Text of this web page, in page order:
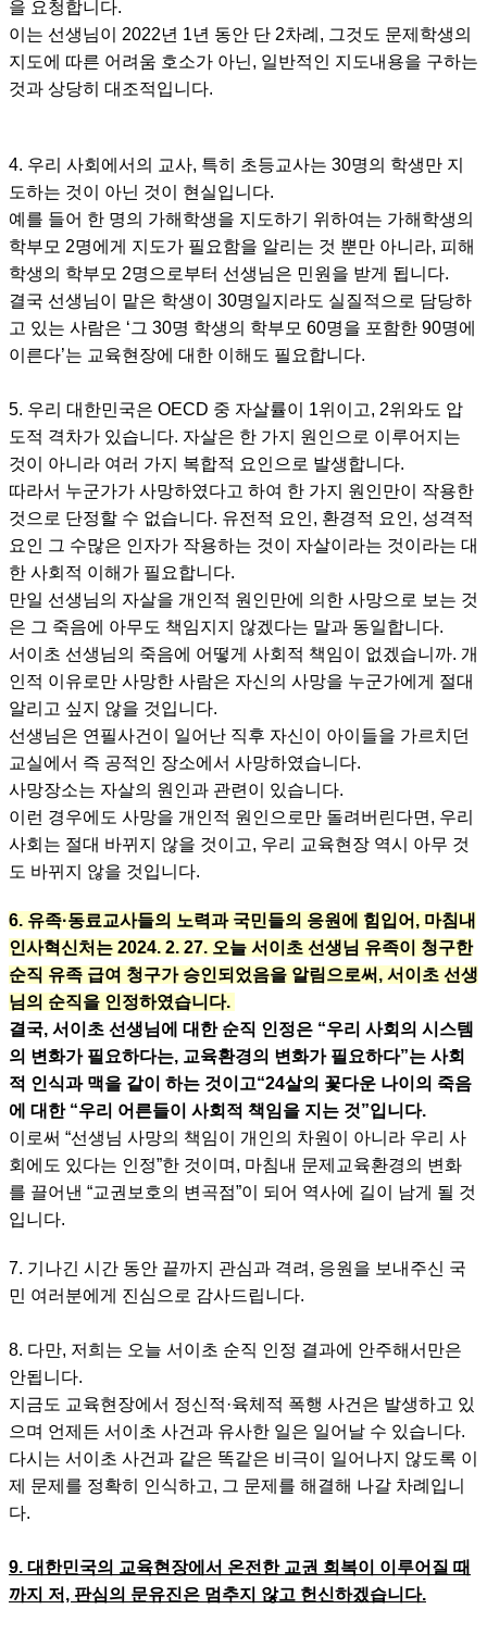
을 요청합니다.
이는 선생님이 2022년 1년 동안 단 2차례, 그것도 문제학생의
지도에 따른 어려움 호소가 아닌, 일반적인 지도내용을 구하는
것과 상당히 대조적입니다.
4. 우리 사회에서의 교사, 특히 초등교사는 30명의 학생만 지
도하는 것이 아닌 것이 현실입니다.
예를 들어 한 명의 가해학생을 지도하기 위하여는 가해학생의
학부모 2명에게 지도가 필요함을 알리는 것 뿐만 아니라, 피해
학생의 학부모 2명으로부터 선생님은 민원을 받게 됩니다.
결국 선생님이 맡은 학생이 30명일지라도 실질적으로 담당하
고 있는 사람은 ‘그 30명 학생의 학부모 60명을 포함한 90명에
이른다’는 교육현장에 대한 이해도 필요합니다.
5. 우리 대한민국은 OECD 중 자살률이 1위이고, 2위와도 압
도적 격차가 있습니다. 자살은 한 가지 원인으로 이루어지는
것이 아니라 여러 가지 복합적 요인으로 발생합니다.
따라서 누군가가 사망하였다고 하여 한 가지 원인만이 작용한
것으로 단정할 수 없습니다. 유전적 요인, 환경적 요인, 성격적
요인 그 수많은 인자가 작용하는 것이 자살이라는 것이라는 대
한 사회적 이해가 필요합니다.
만일 선생님의 자살을 개인적 원인만에 의한 사망으로 보는 것
은 그 죽음에 아무도 책임지지 않겠다는 말과 동일합니다.
서이초 선생님의 죽음에 어떻게 사회적 책임이 없겠습니까. 개
인적 이유로만 사망한 사람은 자신의 사망을 누군가에게 절대
알리고 싶지 않을 것입니다.
선생님은 연필사건이 일어난 직후 자신이 아이들을 가르치던
교실에서 즉 공적인 장소에서 사망하였습니다.
사망장소는 자살의 원인과 관련이 있습니다.
이런 경우에도 사망을 개인적 원인으로만 돌려버린다면, 우리
사회는 절대 바뀌지 않을 것이고, 우리 교육현장 역시 아무 것
도 바뀌지 않을 것입니다.
6. 유족·동료교사들의 노력과 국민들의 응원에 힘입어, 마침내
인사혁신처는 2024. 2. 27. 오늘 서이초 선생님 유족이 청구한
순직 유족 급여 청구가 승인되었음을 알림으로써, 서이초 선생
님의 순직을 인정하였습니다.
결국, 서이초 선생님에 대한 순직 인정은 “우리 사회의 시스템
의 변화가 필요하다는, 교육환경의 변화가 필요하다”는 사회
적 인식과 맥을 같이 하는 것이고“24살의 꽃다운 나이의 죽음
에 대한 “우리 어른들이 사회적 책임을 지는 것”입니다.
이로써 “선생님 사망의 책임이 개인의 차원이 아니라 우리 사
회에도 있다는 인정”한 것이며, 마침내 문제교육환경의 변화
를 끌어낸 “교권보호의 변곡점”이 되어 역사에 길이 남게 될 것
입니다.
7. 기나긴 시간 동안 끝까지 관심과 격려, 응원을 보내주신 국
민 여러분에게 진심으로 감사드립니다.
8. 다만, 저희는 오늘 서이초 순직 인정 결과에 안주해서만은
안됩니다.
지금도 교육현장에서 정신적·육체적 폭행 사건은 발생하고 있
으며 언제든 서이초 사건과 유사한 일은 일어날 수 있습니다.
다시는 서이초 사건과 같은 똑같은 비극이 일어나지 않도록 이
제 문제를 정확히 인식하고, 그 문제를 해결해 나갈 차례입니
다.
9. 대한민국의 교육현장에서 온전한 교권 회복이 이루어질 때
까지 저, 판심의 문유진은 멈추지 않고 헌신하겠습니다.​​